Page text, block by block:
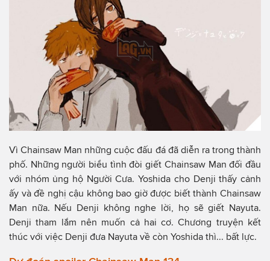
Vì Chainsaw Man những cuộc đấu đá đã diễn ra trong thành
phố. Những người biểu tình đòi giết Chainsaw Man đối đầu
với nhóm ủng hộ Người Cưa. Yoshida cho Denji thấy cảnh
ấy và đề nghị cậu không bao giờ được biết thành Chainsaw
Man nữa. Nếu Denji không nghe lời, họ sẽ giết Nayuta.
Denji tham lắm nên muốn cả hai cơ. Chương truyện kết
thúc với việc Denji đưa Nayuta về còn Yoshida thì... bất lực.